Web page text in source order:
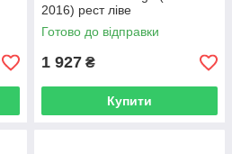
2016) рест ліве
Готово до відправки
1 927 ₴
Купити